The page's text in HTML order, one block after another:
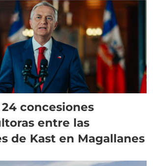
concesiones
entre las
de Kast en Magallanes